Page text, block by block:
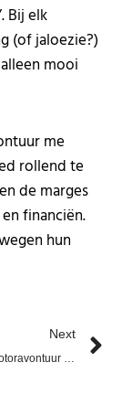
Bij elk
(of jaloezie?)
mooi
me
rollend te
de marges
financiën.
hun
Next